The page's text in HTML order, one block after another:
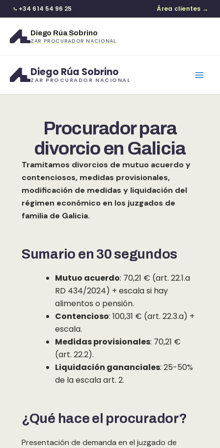
+34 614 54 96 25 Área clientes →
Diego Rúa Sobrino
ZAR PROCURADOR NACIONAL
contenido
Diego Rúa Sobrino
ZAR PROCURADOR NACIONAL
Procurador para
divorcio en Galicia
Tramitamos divorcios de mutuo acuerdo y
contenciosos, medidas provisionales,
modificación de medidas y liquidación del
régimen económico en los juzgados de
familia de Galicia.
Sumario en 30 segundos
Mutuo acuerdo: 70,21 € (art. 22.1.a
RD 434/2024) + escala si hay
alimentos o pensión.
Contencioso: 100,31 € (art. 22.3.a) +
escala.
Medidas provisionales: 70,21 €
(art. 22.2).
Liquidación gananciales: 25-50%
de la escala art. 2.
¿Qué hace el procurador?
Presentación de demanda en el juzgado de